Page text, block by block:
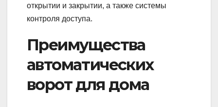
открытии и закрытии, а также системы
контроля доступа.
Преимущества
автоматических
ворот для дома